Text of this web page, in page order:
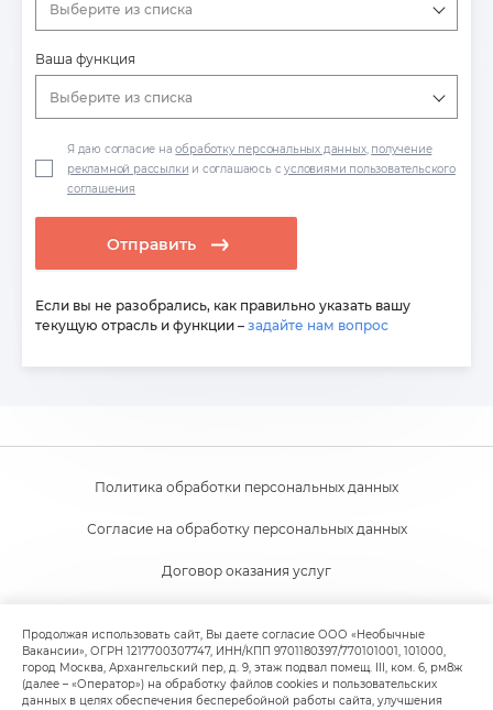
Выберите из списка
Ваша функция
Выберите из списка
Я даю согласие наобработку персональных данных, получение
рекламной рассылки и соглашаюсь сусловиями пользовательского
соглашения
Отправить
Если вы не разобрались, как правильно указать вашу
текущую отрасль и функции – задайте нам вопрос
Политика обработки персональных данных
Согласие на обработку персональных данных
Договор оказания услуг
Пользовательское соглашение
Политика обработки файлов cookie
Продолжая использовать сайт, Вы даете согласие ООО «Необычные
Вакансии», ОГРН 1217700307747, ИНН/КПП 9701180397/770101001, 101000,
город Москва, Архангельский пер, д. 9, этаж подвал помещ. III, ком. 6, рм8ж
(далее – «Оператор») на обработку файлов cookies и пользовательских
данных в целях обеспечения бесперебойной работы сайта, улучшения